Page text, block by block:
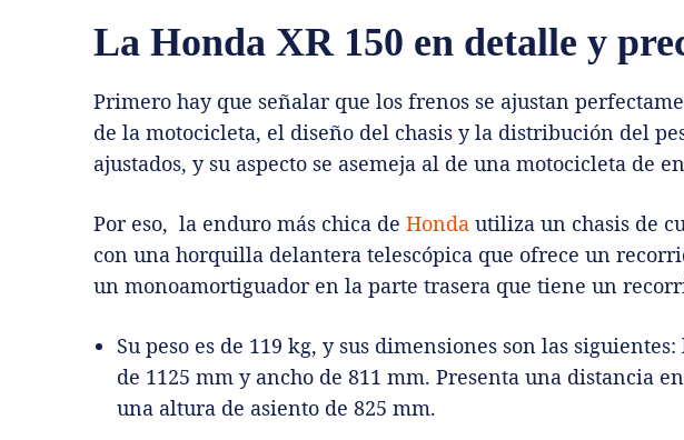
La Honda XR 150 en detalle y
Primero hay que señalar que los frenos se ajustan
de la motocicleta, el diseño del chasis y la distribución del
ajustados, y su aspecto se asemeja al de una motocicleta de
Por eso, la enduro más chica de Honda utiliza un chasis de
con una horquilla delantera telescópica que ofrece un
un monoamortiguador en la parte trasera que tiene un
Su peso es de 119 kg, y sus dimensiones son las
de 1125 mm y ancho de 811 mm. Presenta una distancia
una altura de asiento de 825 mm.